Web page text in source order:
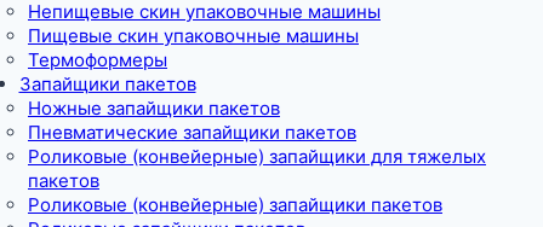
Непищевые скин упаковочные машины
Пищевые скин упаковочные машины
Термоформеры
Запайщики пакетов
Ножные запайщики пакетов
Пневматические запайщики пакетов
Роликовые (конвейерные) запайщики для тяжелых
пакетов
Роликовые (конвейерные) запайщики пакетов